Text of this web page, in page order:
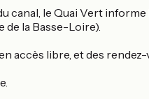
le Quai Vert
de la Basse-Loire).
accès libre, et des